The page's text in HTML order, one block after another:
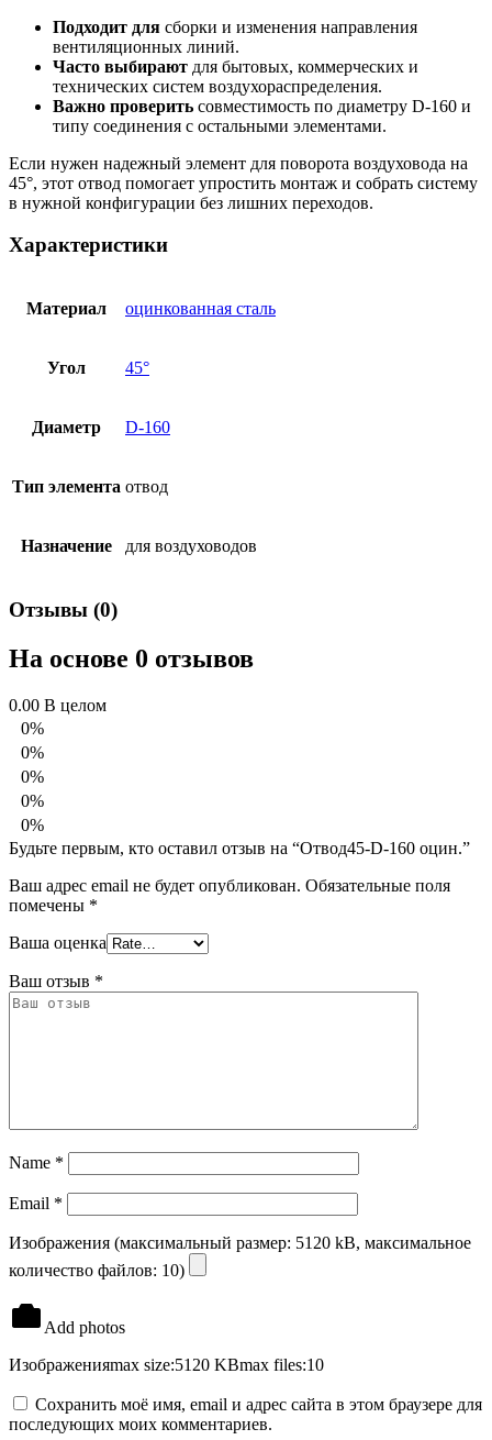
Подходит для сборки и изменения направления
вентиляционных линий.
Часто выбирают для бытовых, коммерческих и
технических систем воздухораспределения.
Важно проверить совместимость по диаметру D-160 и
типу соединения с остальными элементами.
Если нужен надежный элемент для поворота воздуховода на
45°, этот отвод помогает упростить монтаж и собрать систему
в нужной конфигурации без лишних переходов.
Характеристики
Материал оцинкованная сталь
Угол 45°
Диаметр D-160
Тип элемента отвод
Назначение для воздуховодов
Отзывы (0)
На основе 0 отзывов
0.00 В целом
0%
0%
0%
0%
0%
Будьте первым, кто оставил отзыв на “Отвод45-D-160 оцин.”
Ваш адрес email не будет опубликован. Обязательные поля
помечены *
Ваша оценка
Ваш отзыв *
Name *
Email *
Изображения (максимальный размер: 5120 kB, максимальное
количество файлов: 10)
Add photos
Изображенияmax size:5120 KBmax files:10
Сохранить моё имя, email и адрес сайта в этом браузере для
последующих моих комментариев.